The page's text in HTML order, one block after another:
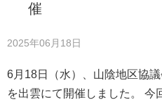
催
2025年06月18日
6月18日（水）、山陰地区協
を出雲にて開催しました。 今